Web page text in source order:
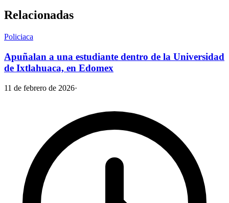
Relacionadas
Policiaca
Apuñalan a una estudiante dentro de la Universidad
de Ixtlahuaca, en Edomex
11 de febrero de 2026·